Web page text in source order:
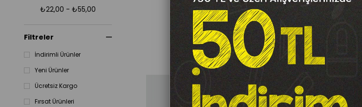
₺22,00 - ₺55,00
Filtreler
İndirimli Ürünler
Yeni Ürünler
Ücretsiz Kargo
Fırsat Ürünleri